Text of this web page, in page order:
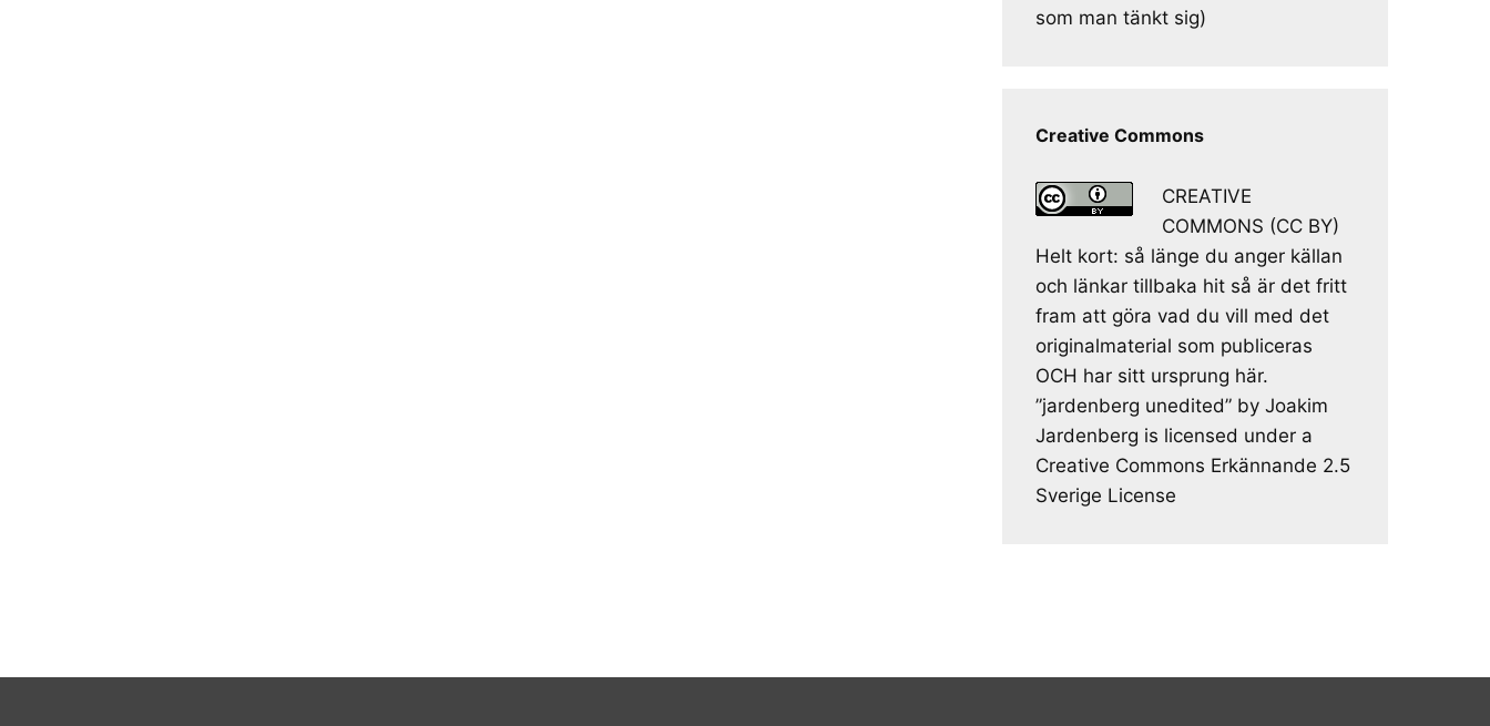
som man tänkt sig)
Creative Commons
CREATIVE
COMMONS (CC BY)
Helt kort: så länge du anger källan
och länkar tillbaka hit så är det fritt
fram att göra vad du vill med det
originalmaterial som publiceras
OCH har sitt ursprung här.
”jardenberg unedited” by Joakim
Jardenberg is licensed under a
Creative Commons Erkännande 2.5
Sverige License